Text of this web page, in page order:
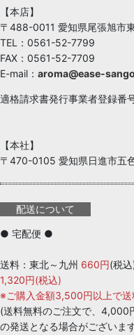
【本店】
〒488-0011 愛知県尾張旭市
TEL：0561-52-7799
FAX：0561-52-7709
E-mail： aroma@ease-
適格請求書発行事業者登録
【本社】
〒470-0105 愛知県日進市五
配送について
● 宅配便 ●
送料：東北～九州 660円(税
1,320円(税込)
※ご購入金額3,500円以上で送
(送料無料のご注文で、4,000
の発送となる場合がございま